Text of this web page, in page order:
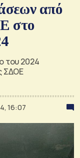
από
στο
του 2024
ΣΔΟΕ
16:07